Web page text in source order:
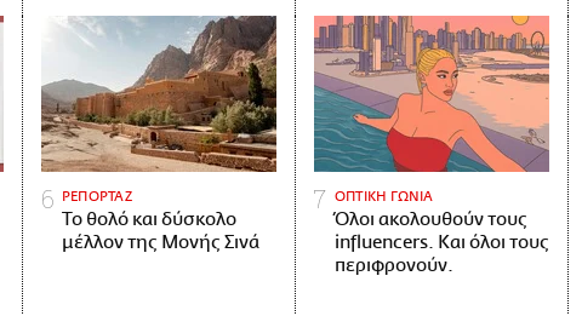
ΡΕΠΟΡΤΑΖ
Το θολό και δύσκολο
μέλλον της Μονής Σινά
ΟΠΤΙΚΗ ΓΩΝΙΑ
Όλοι ακολουθούν τους
influencers. Και όλοι τους
περιφρονούν.